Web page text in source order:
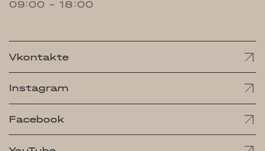
09:00 - 18:00
Vkontakte
Instagram
Facebook